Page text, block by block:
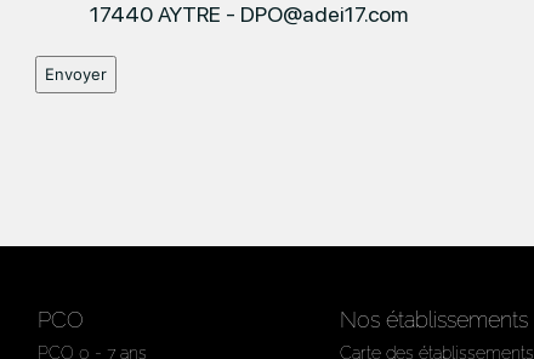
17440 AYTRE - DPO@adei17.com
PCO
PCO 0 - 7 ans
Nos établissements
Carte des établissements